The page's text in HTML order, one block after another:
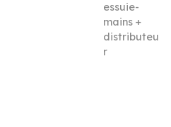
essuie-
mains +
distributeu
r